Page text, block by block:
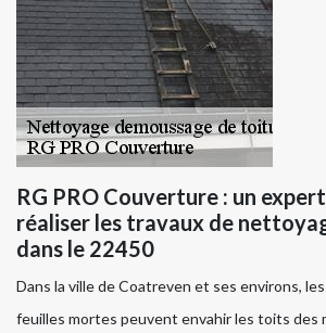
RG PRO Couverture : un
réaliser les travaux de
dans le 22450
Dans la ville de Coatreven et ses environs,
feuilles mortes peuvent envahir les toits des